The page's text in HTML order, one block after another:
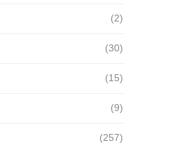
(2)
(30)
(15)
(9)
(257)